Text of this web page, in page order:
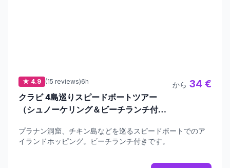
★ 4.9 (15 reviews)6h
クラビ 4島巡りスピードボートツアー
（シュノーケリング＆ビーチランチ付
から 34 €
プラナン洞窟、チキン島などを巡るスピードボートでのア
イランドホッピング。ビーチランチ付きです。